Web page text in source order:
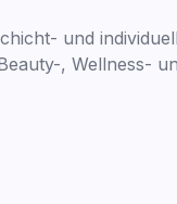
und
, Wellness-